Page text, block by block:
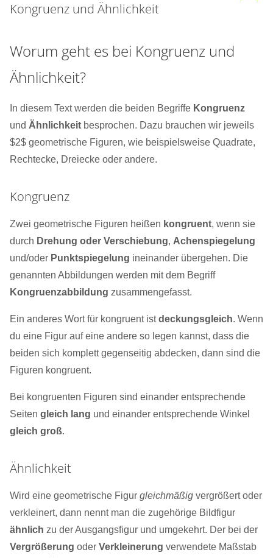
Kongruenz und Ähnlichkeit
Worum geht es bei Kongruenz und
Ähnlichkeit?
In diesem Text werden die beiden Begriffe Kongruenz
und Ähnlichkeit besprochen. Dazu brauchen wir jeweils
$2$ geometrische Figuren, wie beispielsweise Quadrate,
Rechtecke, Dreiecke oder andere.
Kongruenz
Zwei geometrische Figuren heißen kongruent, wenn sie
durch Drehung oder Verschiebung, Achenspiegelung
und/oder Punktspiegelung ineinander übergehen. Die
genannten Abbildungen werden mit dem Begriff
Kongruenzabbildung zusammengefasst.
Ein anderes Wort für kongruent istdeckungsgleich. Wenn
du eine Figur auf eine andere so legen kannst, dass die
beiden sich komplett gegenseitig abdecken, dann sind die
Figuren kongruent.
Bei kongruenten Figuren sind einander entsprechende
Seiten gleich lang und einander entsprechende Winkel
gleich groß.
Ähnlichkeit
Wird eine geometrische Figur gleichmäßig vergrößert oder
verkleinert, dann nennt man die zugehörige Bildfigur
ähnlich zu der Ausgangsfigur und umgekehrt. Der bei der
Vergrößerung oder Verkleinerung verwendete Maßstab